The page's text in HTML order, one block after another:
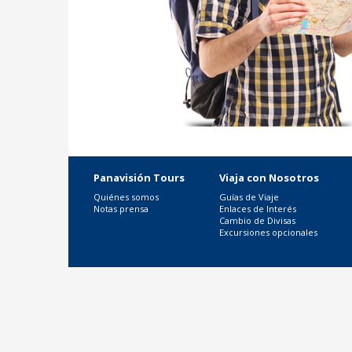
Panavisión Tours
Quiénes somos
Notas prensa
Viaja con Nosotros
Guías de Viaje
Enlaces de Interés
Cambio de Divisas
Excursiones opcionales